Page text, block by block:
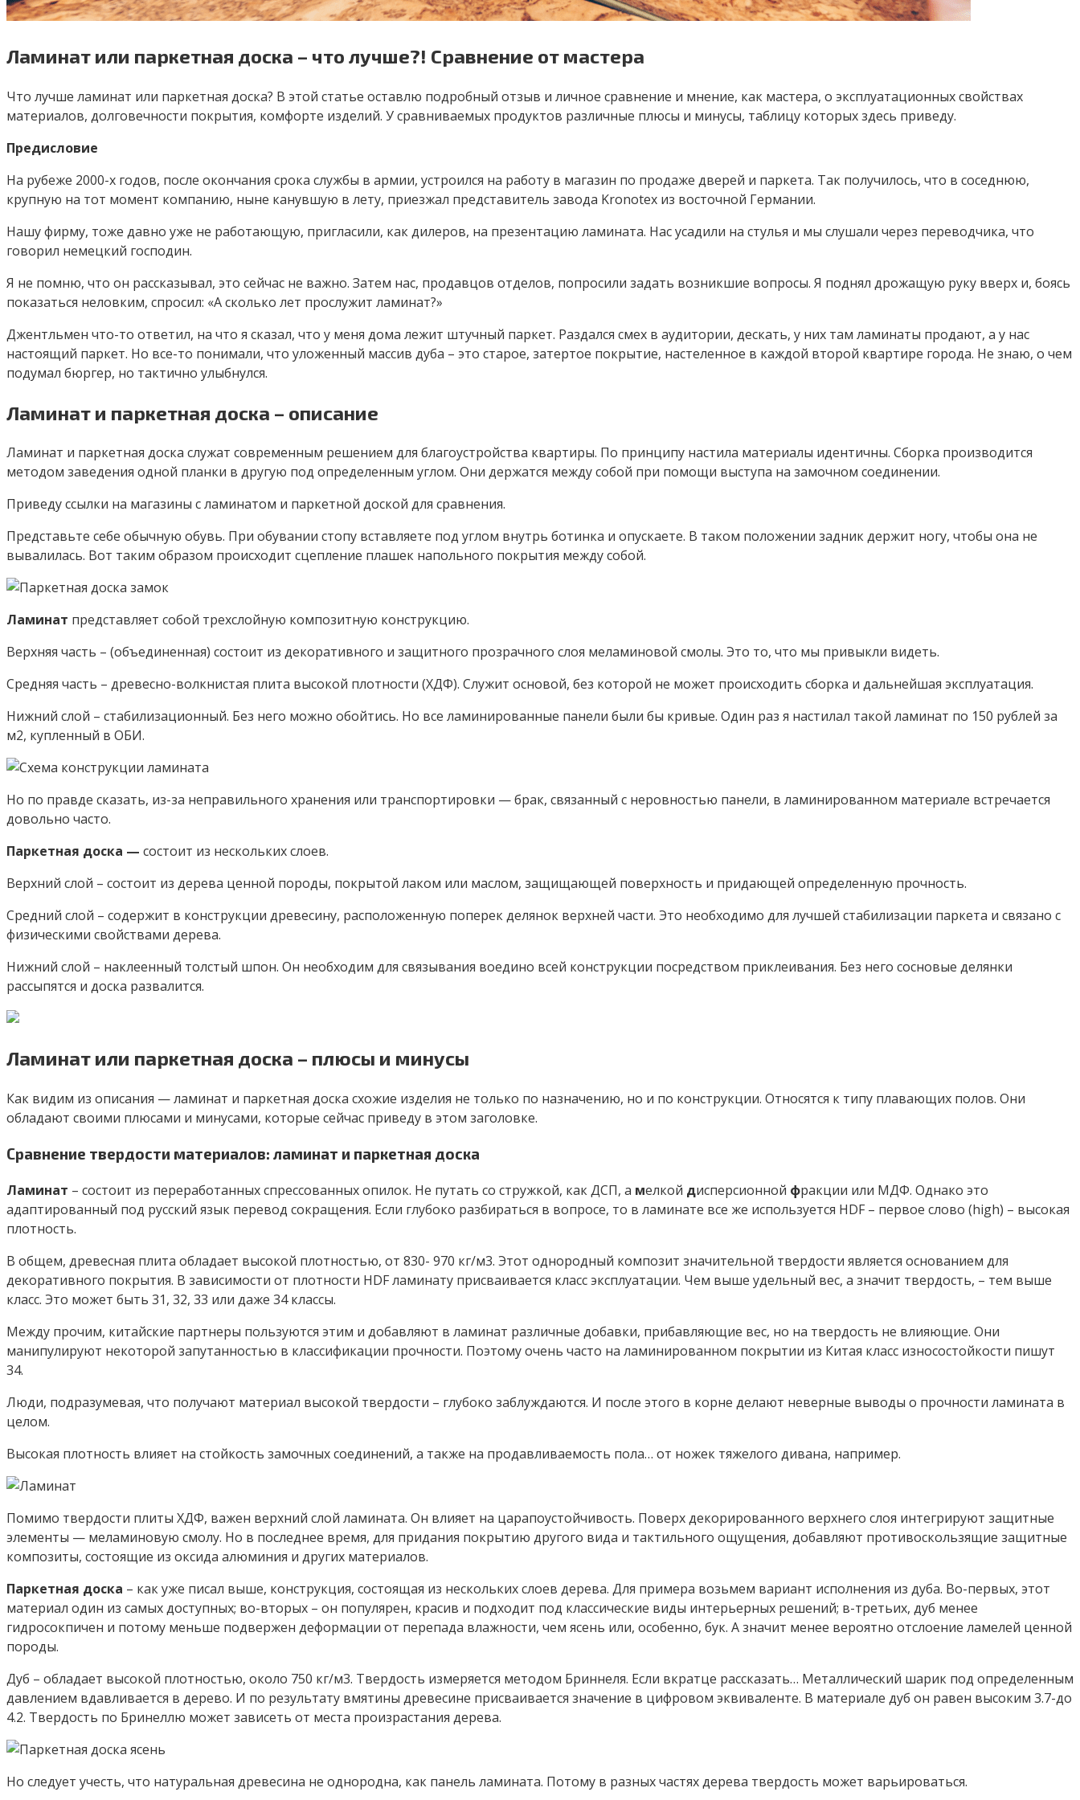
Ламинат или паркетная доска – что лучше?! Сравнение от мастера
Что лучше ламинат или паркетная доска? В этой статье оставлю подробный отзыв и личное сравнение и мнение, как мастера, о эксплуатационных свойствах
материалов, долговечности покрытия, комфорте изделий. У сравниваемых продуктов различные плюсы и минусы, таблицу которых здесь приведу.
Предисловие
На рубеже 2000-х годов, после окончания срока службы в армии, устроился на работу в магазин по продаже дверей и паркета. Так получилось, что в соседнюю,
крупную на тот момент компанию, ныне канувшую в лету, приезжал представитель завода Kronotex из восточной Германии.
Нашу фирму, тоже давно уже не работающую, пригласили, как дилеров, на презентацию ламината. Нас усадили на стулья и мы слушали через переводчика, что
говорил немецкий господин.
Я не помню, что он рассказывал, это сейчас не важно. Затем нас, продавцов отделов, попросили задать возникшие вопросы. Я поднял дрожащую руку вверх и, боясь
показаться неловким, спросил: «А сколько лет прослужит ламинат?»
Джентльмен что-то ответил, на что я сказал, что у меня дома лежит штучный паркет. Раздался смех в аудитории, дескать, у них там ламинаты продают, а у нас
настоящий паркет. Но все-то понимали, что уложенный массив дуба – это старое, затертое покрытие, настеленное в каждой второй квартире города. Не знаю, о чем
подумал бюргер, но тактично улыбнулся.
Ламинат и паркетная доска – описание
Ламинат и паркетная доска служат современным решением для благоустройства квартиры. По принципу настила материалы идентичны. Сборка производится
методом заведения одной планки в другую под определенным углом. Они держатся между собой при помощи выступа на замочном соединении.
Приведу ссылки на магазины с ламинатом и паркетной доской для сравнения.
Представьте себе обычную обувь. При обувании стопу вставляете под углом внутрь ботинка и опускаете. В таком положении задник держит ногу, чтобы она не
вывалилась. Вот таким образом происходит сцепление плашек напольного покрытия между собой.
Ламинат представляет собой трехслойную композитную конструкцию.
Верхняя часть – (объединенная) состоит из декоративного и защитного прозрачного слоя меламиновой смолы. Это то, что мы привыкли видеть.
Средняя часть – древесно-волкнистая плита высокой плотности (ХДФ). Служит основой, без которой не может происходить сборка и дальнейшая эксплуатация.
Нижний слой – стабилизационный. Без него можно обойтись. Но все ламинированные панели были бы кривые. Один раз я настилал такой ламинат по 150 рублей за
м2, купленный в ОБИ.
Но по правде сказать, из-за неправильного хранения или транспортировки — брак, связанный с неровностью панели, в ламинированном материале встречается
довольно часто.
Паркетная доска — состоит из нескольких слоев.
Верхний слой – состоит из дерева ценной породы, покрытой лаком или маслом, защищающей поверхность и придающей определенную прочность.
Средний слой – содержит в конструкции древесину, расположенную поперек делянок верхней части. Это необходимо для лучшей стабилизации паркета и связано с
физическими свойствами дерева.
Нижний слой – наклеенный толстый шпон. Он необходим для связывания воедино всей конструкции посредством приклеивания. Без него сосновые делянки
рассыпятся и доска развалится.
Ламинат или паркетная доска – плюсы и минусы
Как видим из описания — ламинат и паркетная доска схожие изделия не только по назначению, но и по конструкции. Относятся к типу плавающих полов. Они
обладают своими плюсами и минусами, которые сейчас приведу в этом заголовке.
Сравнение твердости материалов: ламинат и паркетная доска
Ламинат – состоит из переработанных спрессованных опилок. Не путать со стружкой, как ДСП, а мелкой дисперсионной фракции или МДФ. Однако это
адаптированный под русский язык перевод сокращения. Если глубоко разбираться в вопросе, то в ламинате все же используется HDF – первое слово (high) – высокая
плотность.
В общем, древесная плита обладает высокой плотностью, от 830- 970 кг/м3. Этот однородный композит значительной твердости является основанием для
декоративного покрытия. В зависимости от плотности HDF ламинату присваивается класс эксплуатации. Чем выше удельный вес, а значит твердость, – тем выше
класс. Это может быть 31, 32, 33 или даже 34 классы.
Между прочим, китайские партнеры пользуются этим и добавляют в ламинат различные добавки, прибавляющие вес, но на твердость не влияющие. Они
манипулируют некоторой запутанностью в классификации прочности. Поэтому очень часто на ламинированном покрытии из Китая класс износостойкости пишут
34.
Люди, подразумевая, что получают материал высокой твердости – глубоко заблуждаются. И после этого в корне делают неверные выводы о прочности ламината в
целом.
Высокая плотность влияет на стойкость замочных соединений, а также на продавливаемость пола… от ножек тяжелого дивана, например.
Помимо твердости плиты ХДФ, важен верхний слой ламината. Он влияет на царапоустойчивость. Поверх декорированного верхнего слоя интегрируют защитные
элементы — меламиновую смолу. Но в последнее время, для придания покрытию другого вида и тактильного ощущения, добавляют противоскользящие защитные
композиты, состоящие из оксида алюминия и других материалов.
Паркетная доска – как уже писал выше, конструкция, состоящая из нескольких слоев дерева. Для примера возьмем вариант исполнения из дуба. Во-первых, этот
материал один из самых доступных; во-вторых – он популярен, красив и подходит под классические виды интерьерных решений; в-третьих, дуб менее
гидросокпичен и потому меньше подвержен деформации от перепада влажности, чем ясень или, особенно, бук. А значит менее вероятно отслоение ламелей ценной
породы.
Дуб – обладает высокой плотностью, около 750 кг/м3. Твердость измеряется методом Бриннеля. Если вкратце рассказать… Металлический шарик под определенным
давлением вдавливается в дерево. И по результату вмятины древесине присваивается значение в цифровом эквиваленте. В материале дуб он равен высоким 3.7-до
4.2. Твердость по Бринеллю может зависеть от места произрастания дерева.
Но следует учесть, что натуральная древесина не однородна, как панель ламината. Потому в разных частях дерева твердость может варьироваться.